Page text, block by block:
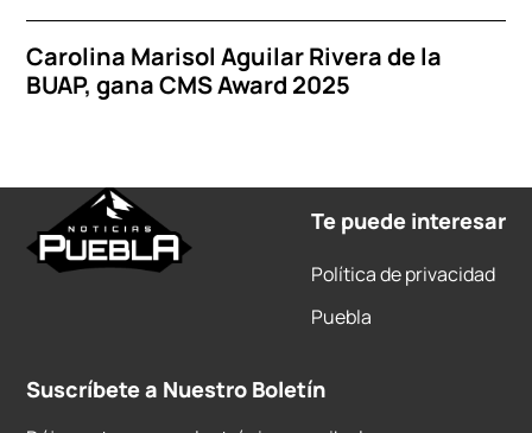
Carolina Marisol Aguilar Rivera de la
BUAP, gana CMS Award 2025
Te puede interesar
Política de privacidad
Puebla
Suscríbete a Nuestro Boletín